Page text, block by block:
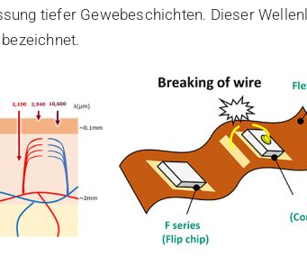
tiefer Gewebeschichten. Dieser